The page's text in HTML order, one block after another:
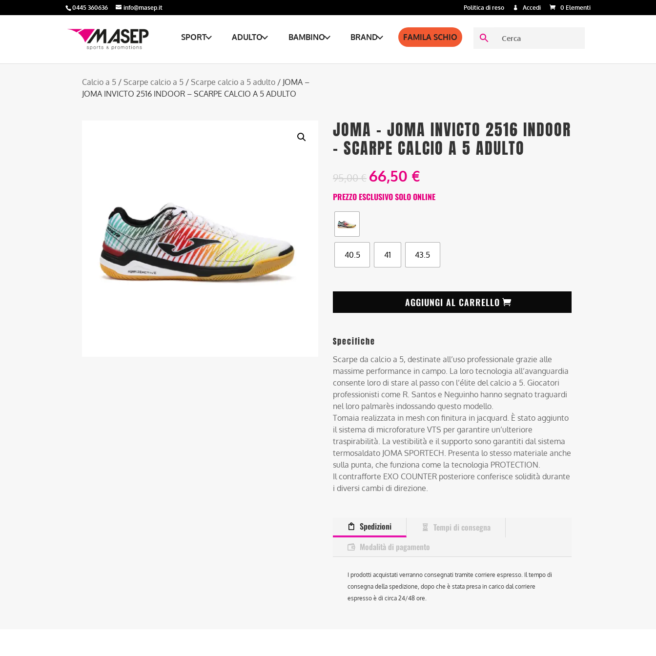
0445 360636 info@masep.it Politica di reso Accedi 0 Elementi
SPORT ADULTO BAMBINO BRAND FAMILA SCHIO
Calcio a 5 / Scarpe calcio a 5 / Scarpe calcio a 5 adulto / JOMA –
JOMA INVICTO 2516 INDOOR – SCARPE CALCIO A 5 ADULTO
JOMA – JOMA INVICTO 2516 INDOOR
– SCARPE CALCIO A 5 ADULTO
95,00€ 66,50 €
PREZZO ESCLUSIVO SOLO ONLINE
40.5 41 43.5
AGGIUNGI AL CARRELLO
Specifiche
Scarpe da calcio a 5, destinate all’uso professionale grazie alle
massime performance in campo. La loro tecnologia all’avanguardia
consente loro di stare al passo con l’élite del calcio a 5. Giocatori
professionisti come R. Santos e Neguinho hanno segnato traguardi
nel loro palmarès indossando questo modello.
Tomaia realizzata in mesh con finitura in jacquard. È stato aggiunto
il sistema di microforature VTS per garantire un’ulteriore
traspirabilità. La vestibilità e il supporto sono garantiti dal sistema
termosaldato JOMA SPORTECH. Presenta lo stesso materiale anche
sulla punta, che funziona come la tecnologia PROTECTION.
Il contrafforte EXO COUNTER posteriore conferisce solidità durante
i diversi cambi di direzione.
Spedizioni
Tempi di consegna
Modalità di pagamento
I prodotti acquistati verranno consegnati tramite corriere espresso. Il tempo di
consegna della spedizione, dopo che è stata presa in carico dal corriere
espresso è di circa 24/48 ore.